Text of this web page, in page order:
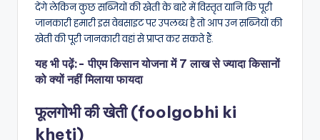
देंगे लेकिन कुछ सब्जियों की खेती के बारे में विस्तृत यानि कि पूरी
जानकारी हमारी इस वेबसाइट पर उपलब्ध है तो आप उन सब्जियों की
खेती की पूरी जानकारी वहां से प्राप्त कर सकते हैं.
यह भी पढ़ें:-पीएम किसान योजना में 7 लाख से ज्यादा किसानों
को क्यों नहीं मिलाया फायदा
फूलगोभी की खेती (foolgobhi ki
kheti)